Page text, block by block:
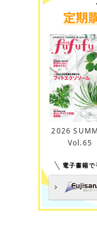
2026
Vol.65
電子書籍で